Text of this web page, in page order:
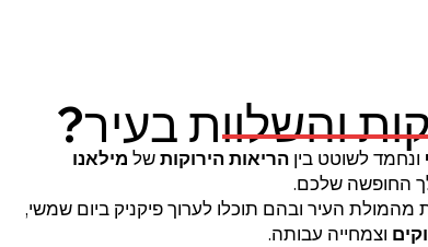
והשלוות בעיר?
ונחמד לשוטט בין הריאות הירוקותשל מילאנו
החופשה שלכם.
העיר ובהם תוכלו לערוך פיקניק ביום שמשי,
וצמחייה עבותה.